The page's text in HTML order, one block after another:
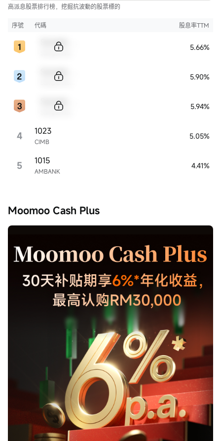
高派息股票排行榜，挖掘抗波動的股票標的
序號 代碼 股息率TTM
5.66%
5.90%
5.94%
4 CIMB
1023 5.05%
5 AMBANK
1015 4.41%
Moomoo Cash Plus